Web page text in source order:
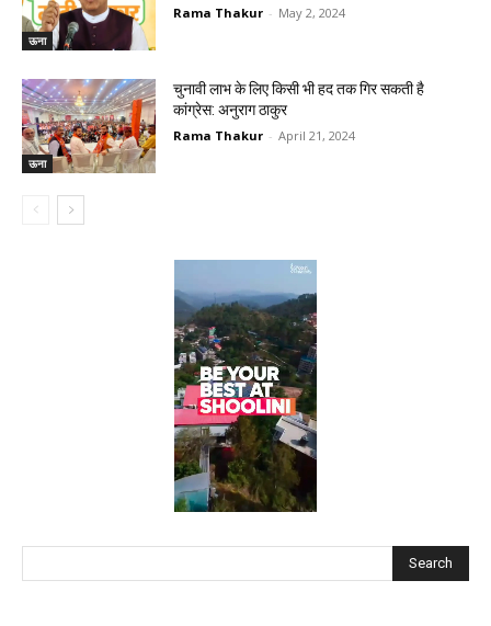
ऊना
Rama Thakur - May 2, 2024
ऊना
चुनावी लाभ के लिए किसी भी हद तक गिर सकती है
कांग्रेस: अनुराग ठाकुर
Rama Thakur - April 21, 2024
Search